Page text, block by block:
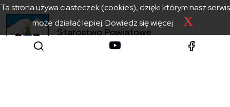
Starostwo Powiatowe
w Zakopanem
Ta strona używa ciasteczek (cookies), dzięki którym nasz serwis
może działać lepiej.Dowiedz się więcej X